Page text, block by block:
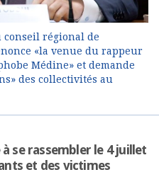
conseil régional de
«la venue du rappeur
Médine» et demande
des collectivités au
se rassembler le 4 juillet
et des victimes